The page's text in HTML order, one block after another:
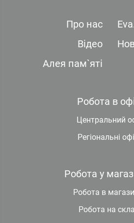
Про нас
Відео
Алея пам`яті
Робота в
Центральний
Регіональні
Робота у
Робота в
Робота на